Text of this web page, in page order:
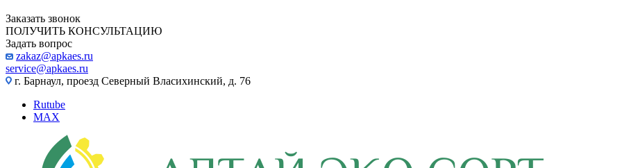
Заказать звонок
ПОЛУЧИТЬ КОНСУЛЬТАЦИЮ
Задать вопрос
zakaz@apkaes.ru
service@apkaes.ru
г. Барнаул, проезд Северный Власихинский, д. 76
Rutube
MAX